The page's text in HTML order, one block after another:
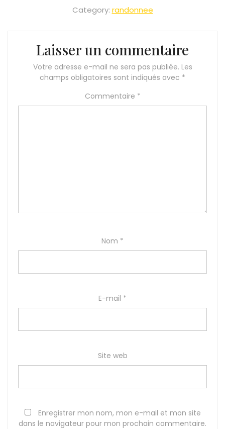
Category: randonnee
Laisser un commentaire
Votre adresse e-mail ne sera pas publiée. Les
champs obligatoires sont indiqués avec *
Commentaire *
Nom *
E-mail *
Site web
Enregistrer mon nom, mon e-mail et mon site
dans le navigateur pour mon prochain commentaire.